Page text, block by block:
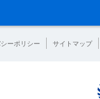
ーポリシー サイトマップ